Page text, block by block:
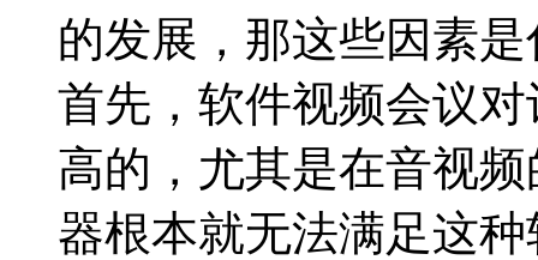
的发展，那这些因素是
首先，软件视频会议
高的，尤其是在音视
器根本就无法满足这